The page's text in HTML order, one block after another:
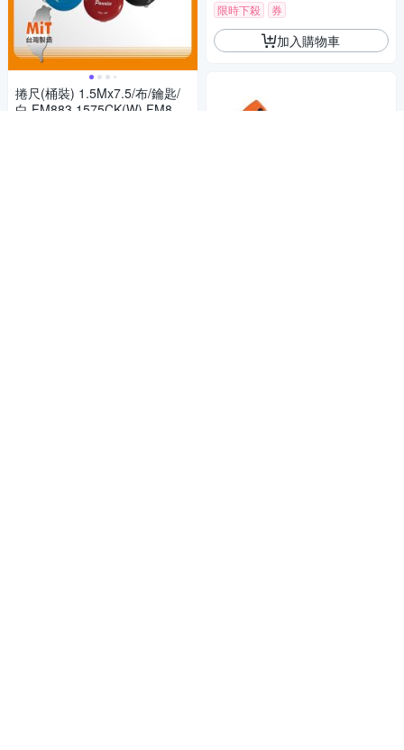
捲尺(桶裝) 1.5Mx7.5/布/鑰匙/
白 FM883 1575CK(W) FM883
限時下殺
券
加入購物車